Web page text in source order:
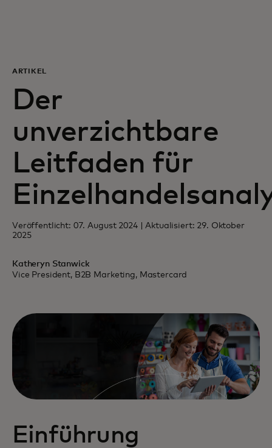
Für die Welt
Für Innovatoren
Neuigkeiten und Trends
ARTIKEL
Der
unverzichtbare
Leitfaden für
Veröffentlicht: 07. August 2024 | Aktualisiert: 29. Oktober
2025
Katheryn Stanwick
Vice President, B2B Marketing, Mastercard
Einführung